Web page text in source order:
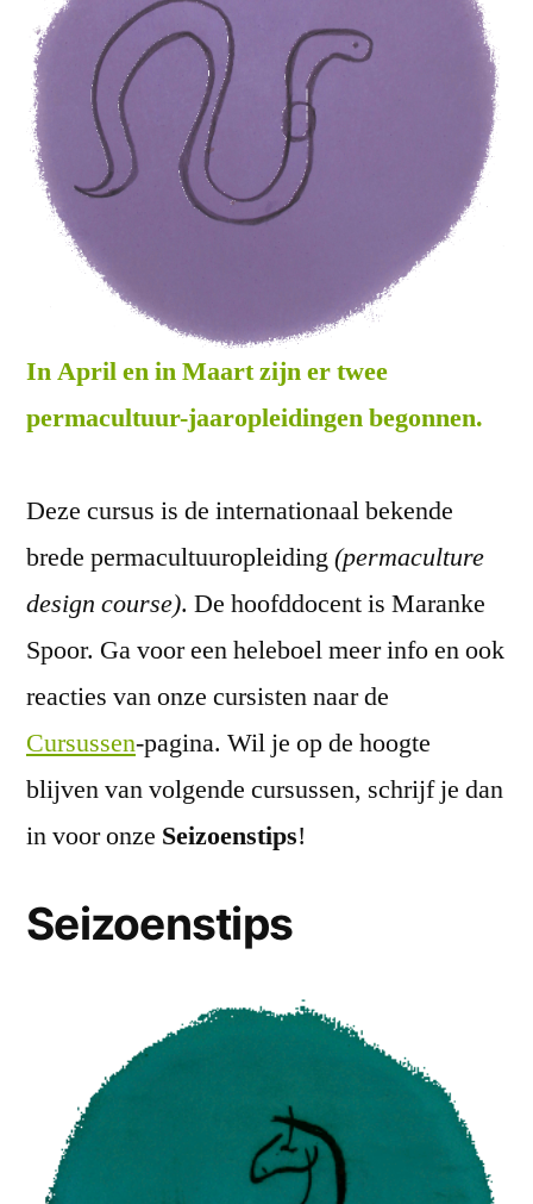
In April en in Maart zijn er twee
permacultuur-jaaropleidingen begonnen.
Deze cursus is de internationaal bekende
brede permacultuuropleiding(permaculture
design course). De hoofddocent is Maranke
Spoor. Ga voor een heleboel meer info en ook
reacties van onze cursisten naar de
Cursussen-pagina. Wil je op de hoogte
blijven van volgende cursussen, schrijf je dan
in voor onze Seizoenstips!
Seizoenstips